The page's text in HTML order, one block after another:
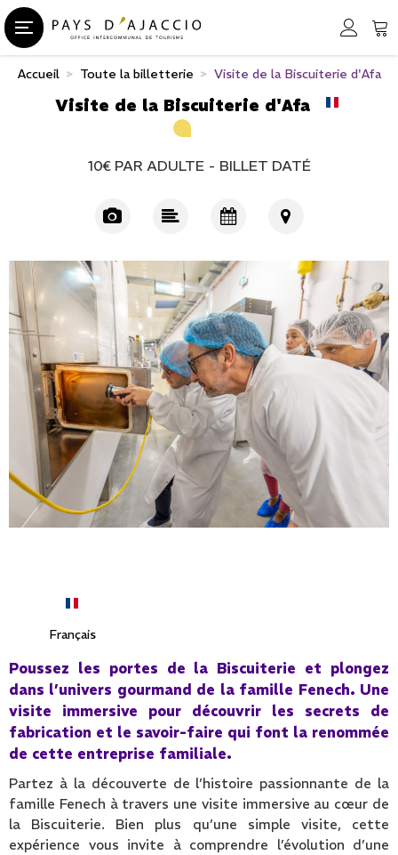
Accueil > Toute la billetterie > Visite de la Biscuiterie d'Afa
Visite de la Biscuiterie d'Afa
10€ PAR ADULTE BILLET DATÉ
Français
Poussez les portes de la Biscuiterie et plongez
dans l’univers gourmand de la famille Fenech. Une
visite immersive pour découvrir les secrets de
fabrication et le savoir-faire qui font la renommée
de cette entreprise familiale.
Partez à la découverte de l’histoire passionnante de la
famille Fenech à travers une visite immersive au cœur de
la Biscuiterie. Bien plus qu’une simple visite, cette
expérience vous invite à comprendre l’évolution d’une